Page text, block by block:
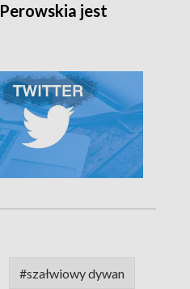
Perowskia jest
#szałwiowy dywan